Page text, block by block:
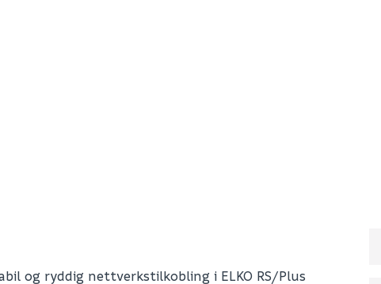
og ryddig nettverkstilkobling i ELKO RS/Plus